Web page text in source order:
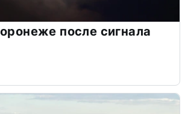
после сигнала